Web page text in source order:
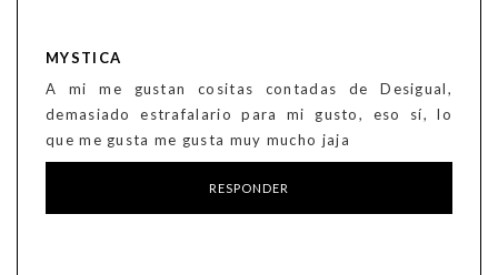
MYSTICA
A mi me gustan cositas contadas de Desigual,
demasiado estrafalario para mi gusto, eso sí, lo
que me gusta me gusta muy mucho jaja
RESPONDER